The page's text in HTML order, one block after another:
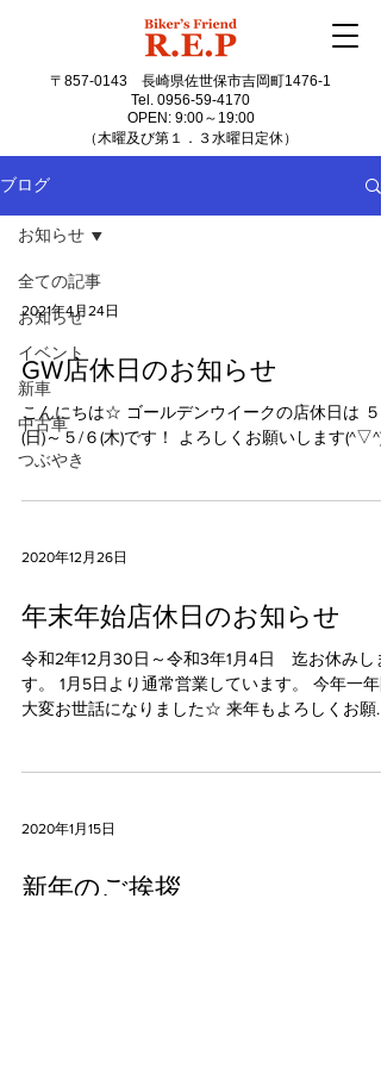
〒857-0143 長崎県佐世保市吉岡町1476-1
Tel. 0956-59-4170
OPEN: 9:00～19:00
（木曜及び第１．３水曜日定休）
ブログ
全ての記事
お知らせ
イベント
新車
中古車
つぶやき
お知らせ
2021年4月24日
GW店休日のお知らせ
こんにちは☆ ゴールデンウイークの店休日は ５/
(日)～５/６(木)です！ よろしくお願いします(^▽^)/
2020年12月26日
年末年始店休日のお知らせ
令和2年12月30日～令和3年1月4日 迄お休みしま
す。 1月5日より通常営業しています。 今年一年
大変お世話になりました☆ 来年もよろしくお願
2020年1月15日
新年のご挨拶